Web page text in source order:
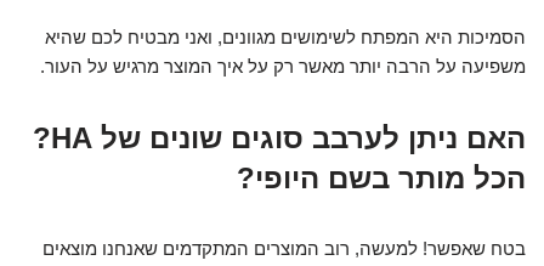
הסמיכות היא המפתח לשימושים מגוונים, ואני מבטיח לכם שהיא
משפיעה על הרבה יותר מאשר רק על איך המוצר מרגיש על העור.
האם ניתן לערבב סוגים שונים של HA?
הכל מותר בשם היופי?
בטח שאפשר! למעשה, רוב המוצרים המתקדמים שאנחנו מוצאים